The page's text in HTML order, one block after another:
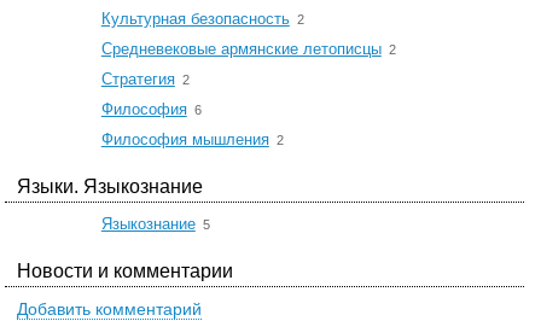
Культурная безопасность 2
Средневековые армянские летописцы 2
Стратегия 2
Философия 6
Философия мышления 2
Языки. Языкознание
Языкознание 5
Новости и комментарии
Добавить комментарий